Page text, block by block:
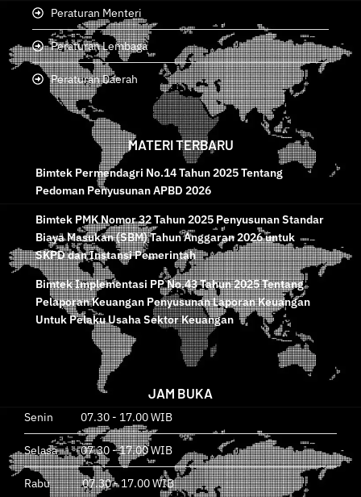
Peraturan Menteri
Peraturan Lembaga
Peraturan Daerah
MATERI TERBARU
Bimtek Permendagri No.14 Tahun 2025 Tentang
Pedoman Penyusunan APBD 2026
Bimtek PMK Nomor 32 Tahun 2025 Penyusunan Standar
Biaya Masukan (SBM) Tahun Anggaran 2026 untuk
SKPD dan Instansi Pemerintah
Bimtek Implementasi PP No.43 Tahun 2025 Tentang
Pelaporan Keuangan Penyusunan Laporan Keuangan
Untuk Pelaku Usaha Sektor Keuangan
JAM BUKA
Senin 07.30 - 17.00 WIB
Selasa 07.30 - 17.00 WIB
Rabu 07.30 - 17.00 WIB